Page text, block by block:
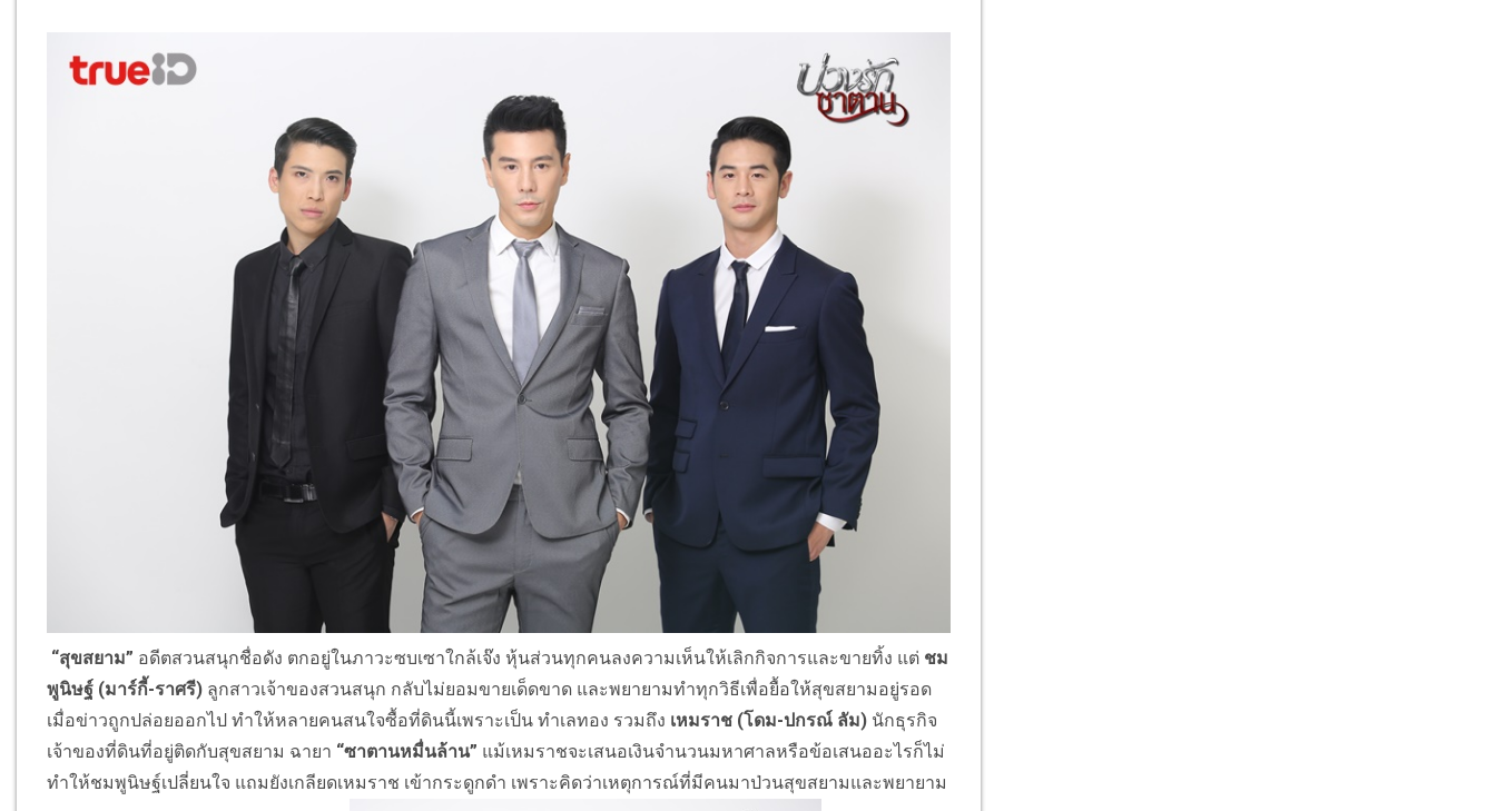
“สุขสยาม” อดีตสวนสนุกชื่อดัง ตกอยู่ในภาวะซบเซาใกล้เจ๊ง หุ้นส่วนทุกคนลงความเห็นให้เลิกกิจการและขายทิ้ง แต่ ชม
พูนิษฐ์ (มาร์กี้-ราศรี) ลูกสาวเจ้าของสวนสนุก กลับไม่ยอมขายเด็ดขาด และพยายามทำทุกวิธีเพื่อยื้อให้สุขสยามอยู่รอด
เมื่อข่าวถูกปล่อยออกไป ทำให้หลายคนสนใจซื้อที่ดินนี้เพราะเป็น ทำเลทอง รวมถึง เหมราช (โดม-ปกรณ์ ลัม) นักธุรกิจ
เจ้าของที่ดินที่อยู่ติดกับสุขสยาม ฉายา “ซาตานหมื่นล้าน” แม้เหมราชจะเสนอเงินจำนวนมหาศาลหรือข้อเสนออะไรก็ไม่
ทำให้ชมพูนิษฐ์เปลี่ยนใจ แถมยังเกลียดเหมราช เข้ากระดูกดำ เพราะคิดว่าเหตุการณ์ที่มีคนมาป่วนสุขสยามและพยายาม